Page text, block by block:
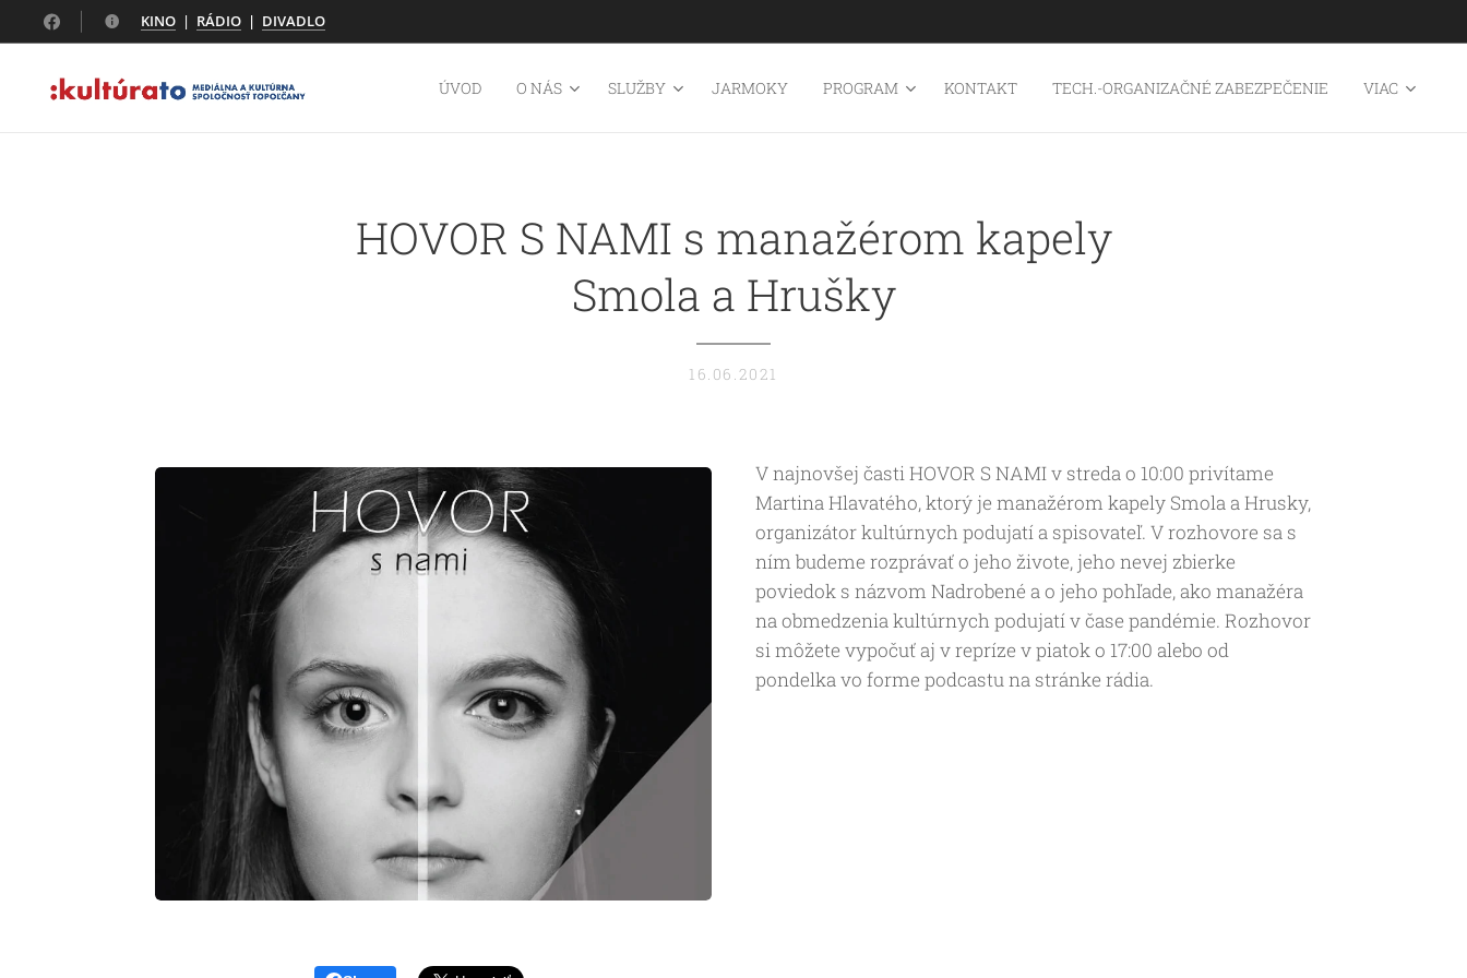
KINO | RÁDIO | DIVADLO
ÚVOD O NÁS SLUŽBY JARMOKY PROGRAM KONTAKT TECH.-ORGANIZAČNÉ ZABEZPEČENIE VIAC
HOVOR S NAMI s manažérom kapely
Smola a Hrušky
16.06.2021
V najnovšej časti HOVOR S NAMI v streda o 10:00 privítame
Martina Hlavatého, ktorý je manažérom kapely Smola a Hrusky,
organizátor kultúrnych podujatí a spisovateľ. V rozhovore sa s
ním budeme rozprávať o jeho živote, jeho nevej zbierke
poviedok s názvom Nadrobené a o jeho pohľade, ako manažéra
na obmedzenia kultúrnych podujatí v čase pandémie. Rozhovor
si môžete vypočuť aj v repríze v piatok o 17:00 alebo od
pondelka vo forme podcastu na stránke rádia.